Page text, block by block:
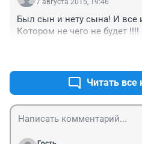
Был сын и нету сына! И все
Читать